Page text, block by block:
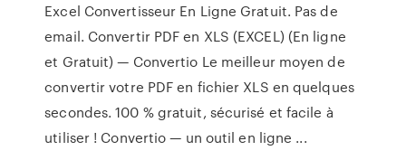
Excel Convertisseur En Ligne Gratuit. Pas de
email. Convertir PDF en XLS (EXCEL) (En ligne
et Gratuit) — Convertio Le meilleur moyen de
convertir votre PDF en fichier XLS en quelques
secondes. 100 % gratuit, sécurisé et facile à
utiliser ! Convertio — un outil en ligne ...